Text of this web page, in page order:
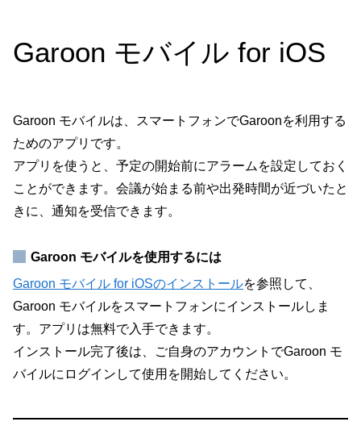
Garoon モバイル for iOS
Garoon モバイルは、スマートフォンでGaroonを利用する
ためのアプリです。
アプリを使うと、予定の開始前にアラームを設定しておく
ことができます。会議が始まる前や出発時間が近づいたと
きに、通知を受信できます。
Garoon モバイルを使用するには
Garoon モバイル for iOSのインストールを参照して、
Garoon モバイルをスマートフォンにインストールしま
す。アプリは無料で入手できます。
インストール完了後は、ご自身のアカウントでGaroon モ
バイルにログインして使用を開始してください。